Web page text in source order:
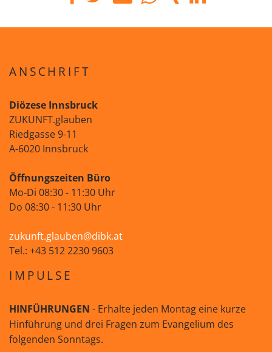
ANSCHRIFT
Diözese Innsbruck
ZUKUNFT.glauben
Riedgasse 9-11
A-6020 Innsbruck
Öffnungszeiten Büro
Mo-Di 08:30 - 11:30 Uhr
Do 08:30 - 11:30 Uhr
zukunft.glauben@dibk.at
Tel.: +43 512 2230 9603
IMPULSE
HINFÜHRUNGEN - Erhalte jeden Montag eine kurze
Hinführung und drei Fragen zum Evangelium des
folgenden Sonntags.